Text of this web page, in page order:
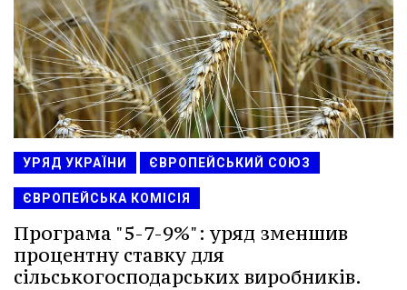
УРЯД УКРАЇНИ ЄВРОПЕЙСЬКИЙ СОЮЗ
ЄВРОПЕЙСЬКА КОМІСІЯ
Програма "5-7-9%": уряд зменшив
процентну ставку для
сільськогосподарських виробників.